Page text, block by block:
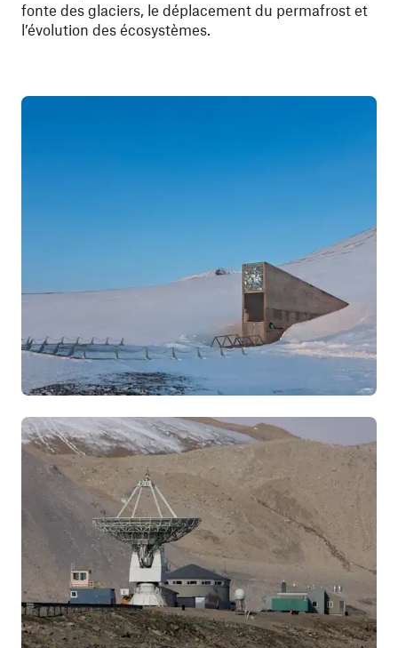
fonte des glaciers, le déplacement du permafrost et
l’évolution des écosystèmes.